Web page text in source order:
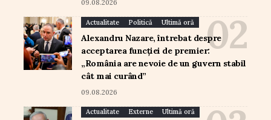
09.08.2026
Actualitate Politică Ultimă oră
Alexandru Nazare, întrebat despre
acceptarea funcției de premier:
„România are nevoie de un guvern stabil
cât mai curând”
09.08.2026
Actualitate Externe Ultimă oră